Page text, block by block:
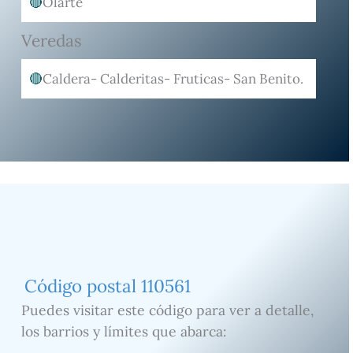
Veredas
Caldera- Calderitas- Fruticas- San Benito.
Código postal 110561
Puedes visitar este código para ver a detalle,
los barrios y límites que abarca: